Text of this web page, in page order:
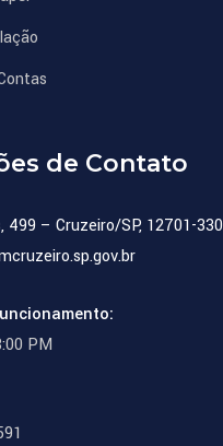
de Contato
499 – Cruzeiro/SP, 12701-330
PM